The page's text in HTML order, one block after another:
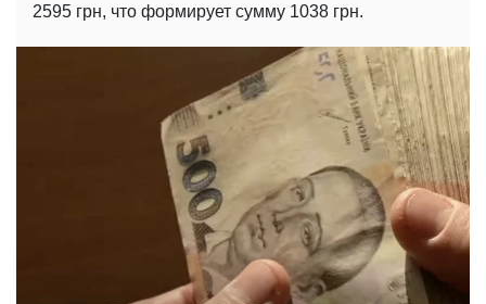
2595 грн, что формирует сумму 1038 грн.